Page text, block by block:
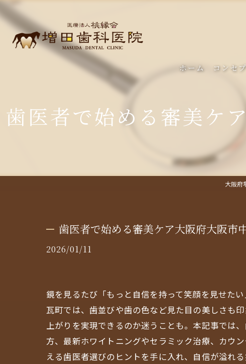
ホーム コンセ
歯医者で始める審美ケ
大阪府
歯医者で始める審美ケア大阪府大阪市
2026/01/11
鏡を見るたび「もっと自信を持って笑顔を見せた
瓦町では、歯並びや歯の色など見た目の美しさも
上がりを実現できるのか迷うことも。本記事では
方、最新ホワイトニングやセラミック治療、カウ
える歯医者選びのヒントを手に入れ、自信が溢れる